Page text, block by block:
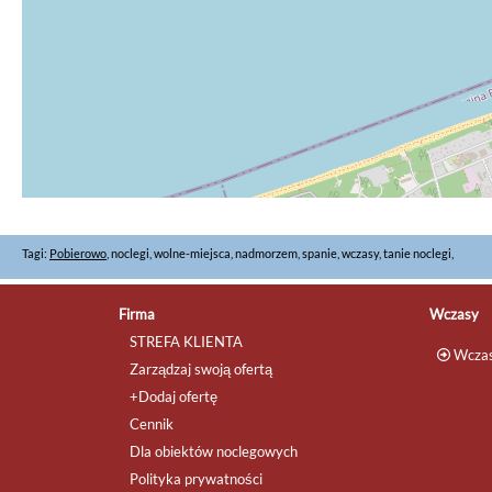
Tagi: Pobierowo , noclegi, wolne-miejsca, nadmorzem, spanie, wczasy, tanie noclegi,
Firma
STREFA KLIENTA
Zarządzaj swoją ofertą
+Dodaj ofertę
Cennik
Dla obiektów noclegowych
Polityka prywatności
Wczasy